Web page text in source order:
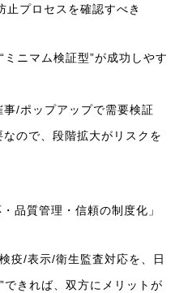
止プロセスを確認すべき
ミニマム検証型”が成功しやす
/ポップアップで需要検証
ので、段階拡大がリスクを
品質管理・信頼の制度化」
疫/表示/衛生監査対応を、日
できれば、双方にメリットが